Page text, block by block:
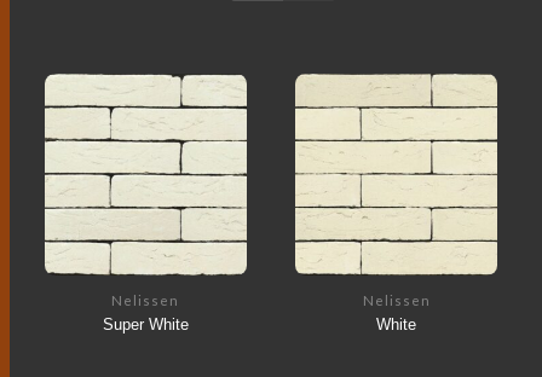
Nelissen
Super White
Nelissen
White